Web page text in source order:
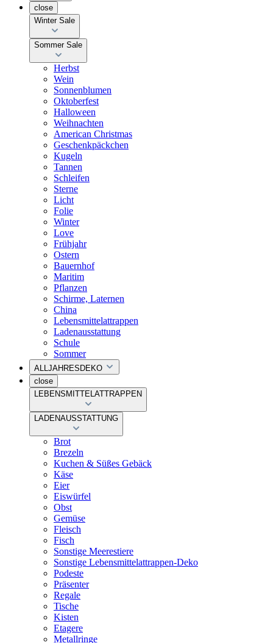
close
Winter Sale
Sommer Sale
Herbst
Wein
Sonnenblumen
Oktoberfest
Halloween
Weihnachten
American Christmas
Geschenkpäckchen
Kugeln
Tannen
Schleifen
Sterne
Licht
Folie
Winter
Love
Frühjahr
Ostern
Bauernhof
Maritim
Pflanzen
Schirme, Laternen
China
Lebensmittelattrappen
Ladenausstattung
Schule
Sommer
ALLJAHRESDEKO
close
LEBENSMITTELATTRAPPEN
LADENAUSSTATTUNG
Brot
Brezeln
Kuchen & Süßes Gebäck
Käse
Eier
Eiswürfel
Obst
Gemüse
Fleisch
Fisch
Sonstige Meerestiere
Sonstige Lebensmittelattrappen-Deko
Podeste
Präsenter
Regale
Tische
Kisten
Etagere
Metallringe